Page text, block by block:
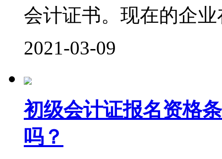
会计证书。现在的企
2021-03-09
初级会计证报名资格
吗？